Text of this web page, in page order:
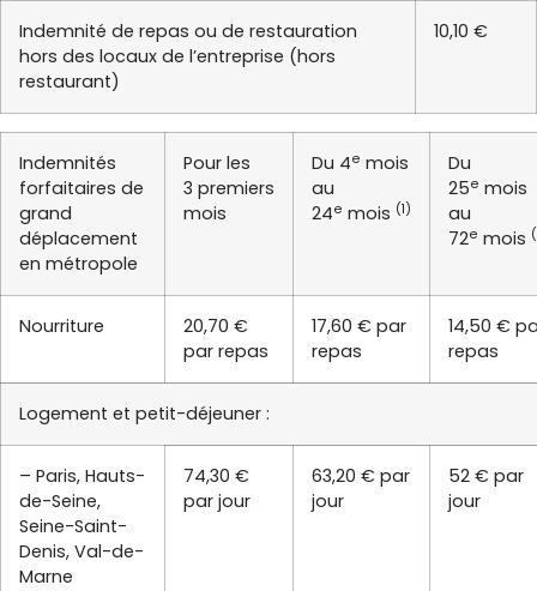
Indemnité de repas ou de restauration
hors des locaux de l’entreprise (hors
restaurant)
10,10 €
Indemnités
forfaitaires de
grand
déplacement
en métropole
Pour les
3 premiers
mois
Du 4e mois
au
24e mois (1)
Du
25e mois
au
72e mois
Nourriture
20,70 €
par repas
17,60 € par
repas
14,50 €
repas
Logement et petit-déjeuner :
– Paris, Hauts-
de-Seine,
Seine-Saint-
Denis, Val-de-
Marne
74,30 €
par jour
63,20 € par
jour
52 € par
jour